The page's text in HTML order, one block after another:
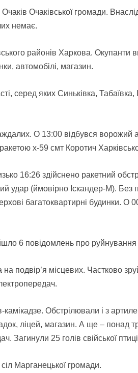
Очаківської громади.
немає.
районів Харкова.
автомобілі, магазин.
серед яких Синьківка,
О 13:00 відбувся ворожий
х-59 смт Коротич
16:26 здійснено ракетний
удар (ймовірно Іскандер-М).
багатоквартирні будинки.
6 повідомлень про
подвір’я місцевих. Частково
Обстрілювали і з
ліцей, магазин. А ще – понад
Загинули 25 голів свійської
Марганецької громади.